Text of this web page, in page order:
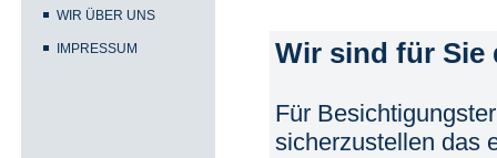
WIR ÜBER UNS
IMPRESSUM Wir sind für Sie
Für
sicherzustellen das